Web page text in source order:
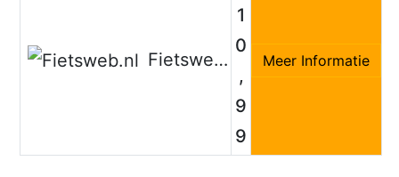
Fietsweb.nl
1
0
,
9
9
Meer Informatie